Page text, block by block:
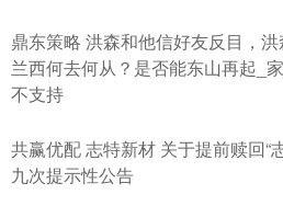
鼎东策略 洪森和他信好友反目，
兰西何去何从？是否能东山再起_
不支持
共赢优配 志特新材 关于提前赎回“
九次提示性公告